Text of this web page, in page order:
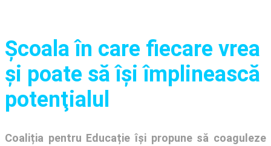
Şcoala în care fiecare vrea
și poate să își împlinească
potenţialul
Coaliția pentru Educație își propune să coaguleze